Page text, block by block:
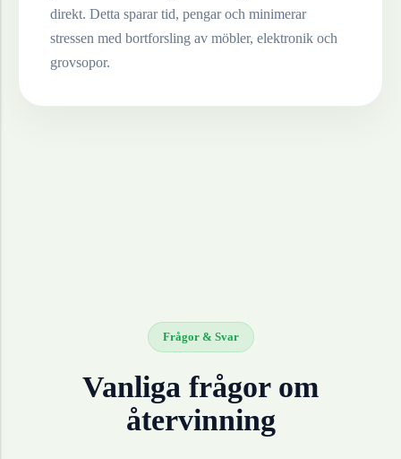
direkt. Detta sparar tid, pengar och minimerar
stressen med bortforsling av möbler, elektronik och
grovsopor.
Frågor & Svar
Vanliga frågor om
återvinning